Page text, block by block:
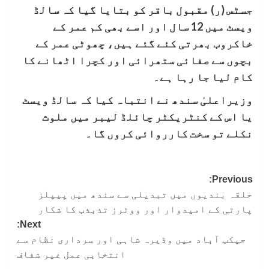
جسٹس (ر) مقبول باقر کو بتایا گیا کہ سالڈ
ویسٹ میں 12 سال اور اسے بھی کم عمر کے
خاکروب بھرتی کئے گئے ہیں، چھوٹی عمر کے
بچوں سے صفائی ستھرائی اور کچرا اٹھانے کا
کام لیا جا رہا ہے۔
وزیراعلیٰ سندھ نے انتباہ کیا کہ سالڈ ویسٹ
یا اس کے کنٹریکٹر چائلڈ لیبر میں ملوث
نکلے تو سخت کارروائی کروں گا۔
Post
navigation
Previous:
حلقہ بندیوں میں تبدیلی سے سندھ میں پیپلز
پارٹی کے امیدوار اور ووٹرز تذبذب کا شکار
Next:
جیکب آباد میں وڈیرہ شاہی اور سرداری نظام سے
انتخابی عمل غیر شفاف